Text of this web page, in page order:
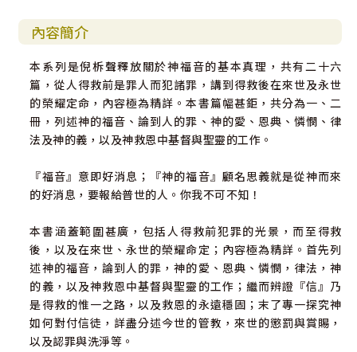
內容簡介
本系列是倪柝聲釋放關於神福音的基本真理，共有二十六
篇，從人得救前是罪人而犯諸罪，講到得救後在來世及永世
的榮耀定命，內容極為精詳。本書篇幅甚鉅，共分為一、二
冊，列述神的福音、論到人的罪、神的愛、恩典、憐憫、律
法及神的義，以及神救恩中基督與聖靈的工作。
『福音』意即好消息；『神的福音』顧名思義就是從神而來
的好消息，要報給普世的人。你我不可不知！
本書涵蓋範圍甚廣，包括人得救前犯罪的光景，而至得救
後，以及在來世、永世的榮耀命定；內容極為精詳。首先列
述神的福音，論到人的罪，神的愛、恩典、憐憫，律法，神
的義，以及神救恩中基督與聖靈的工作；繼而辨證『信』乃
是得救的惟一之路，以及救恩的永遠穩固；末了專一探究神
如何對付信徒，詳盡分述今世的管教，來世的懲罰與賞賜，
以及認罪與洗淨等。